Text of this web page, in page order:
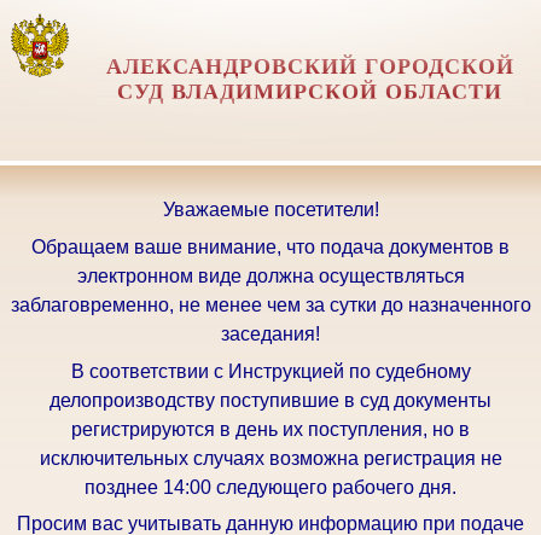
АЛЕКСАНДРОВСКИЙ ГОРОДСКОЙ
СУД ВЛАДИМИРСКОЙ ОБЛАСТИ
Уважаемые посетители!
Обращаем ваше внимание, что подача документов в
электронном виде должна осуществляться
заблаговременно, не менее чем за сутки до назначенного
заседания!
В соответствии с Инструкцией по судебному
делопроизводству поступившие в суд документы
регистрируются в день их поступления, но в
исключительных случаях возможна регистрация не
позднее 14:00 следующего рабочего дня.
Просим вас учитывать данную информацию при подаче